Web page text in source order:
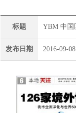
标题 YBM 中国
发布日期 2016-09-08